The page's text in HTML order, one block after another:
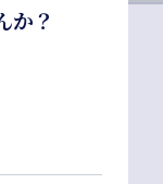
か？